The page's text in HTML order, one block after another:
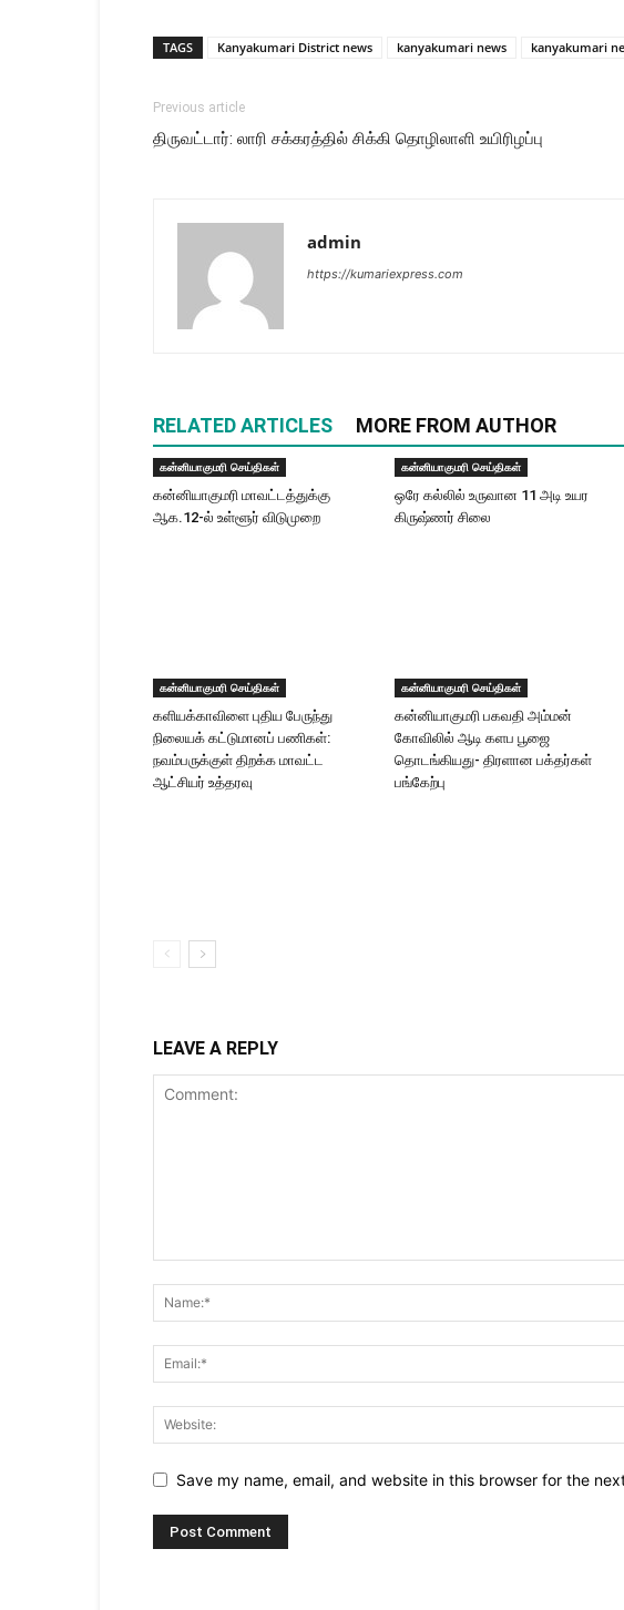
TAGS Kanyakumari District news kanyakumari news kanyakumari
Previous article
திருவட்டார்: லாரி சக்கரத்தில் சிக்கி தொழிலாளி உயிரிழப்பு
admin
https://kumariexpress.com
RELATED ARTICLES MORE FROM AUTHOR
கன்னியாகுமரி செய்திகள்
கன்னியாகுமரி மாவட்டத்துக்கு
ஆக.12-ல் உள்ளூர் விடுமுறை
கன்னியாகுமரி செய்திகள்
ஒரே கல்லில் உருவான 11 அடி உயர
கிருஷ்ணர் சிலை
கன்னியாகுமரி செய்திகள்
களியக்காவிளை புதிய பேருந்து
நிலையக் கட்டுமானப் பணிகள்:
நவம்பருக்குள் திறக்க மாவட்ட
ஆட்சியர் உத்தரவு
கன்னியாகுமரி செய்திகள்
கன்னியாகுமரி பகவதி அம்மன்
கோவிலில் ஆடி களப பூஜை
தொடங்கியது- திரளான பக்தர்கள்
பங்கேற்பு
LEAVE A REPLY
Save my name, email, and website in this browser for the